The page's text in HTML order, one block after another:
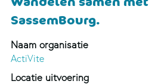
SassemBourg.
Naam organisatie
ActiVite
Locatie uitvoering